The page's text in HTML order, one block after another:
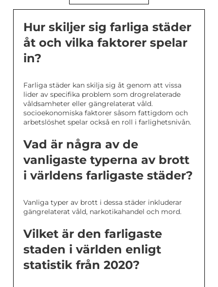
Hur skiljer sig farliga städer
åt och vilka faktorer spelar
in?
Farliga städer kan skilja sig åt genom att vissa
lider av specifika problem som drogrelaterade
våldsamheter eller gängrelaterat våld.
socioekonomiska faktorer såsom fattigdom och
arbetslöshet spelar också en roll i farlighetsnivån.
Vad är några av de
vanligaste typerna av brott
i världens farligaste städer?
Vanliga typer av brott i dessa städer inkluderar
gängrelaterat våld, narkotikahandel och mord.
Vilket är den farligaste
staden i världen enligt
statistik från 2020?